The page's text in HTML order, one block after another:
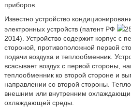
приборов.
Известно устройство
электронных устройств (патент РФ
2014). Устройство содержит корпус с
стороной, противоположной первой
подачи воздуха и теплообменник.
всасывает воздух с первой стороны,
теплообменник ко второй стороне и
направлении со второй стороны.
внешним или внутренним
охлаждающей среды.